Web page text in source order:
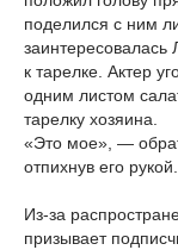
поделился с ним
заинтересовалась
к тарелке. Актер
одним листом
тарелку хозяина.
«Это мое», —
отпихнув его рукой.
Из-за
призывает